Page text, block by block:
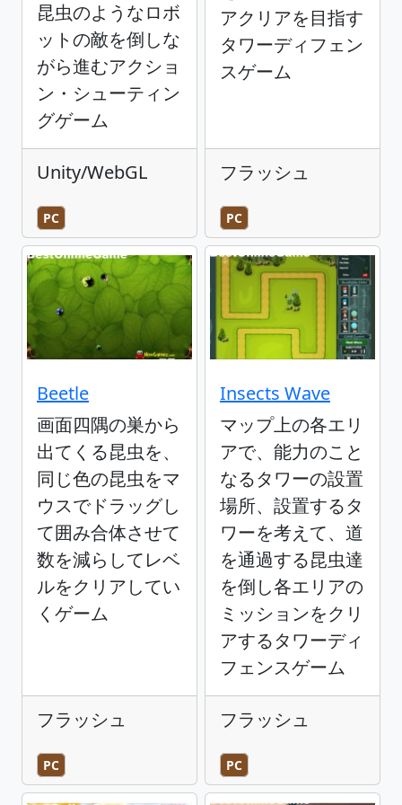
昆虫のようなロボ
ットの敵を倒しな
がら進むアクショ
ン・シューティン
グゲーム
Unity/WebGL
PC
アクリアを目指す
タワーディフェン
スゲーム
フラッシュ
PC
Beetle
画面四隅の巣から
出てくる昆虫を、
同じ色の昆虫をマ
ウスでドラッグし
て囲み合体させて
数を減らしてレベ
ルをクリアしてい
くゲーム
フラッシュ
PC
Insects Wave
マップ上の各エリ
アで、能力のこと
なるタワーの設置
場所、設置するタ
ワーを考えて、道
を通過する昆虫達
を倒し各エリアの
ミッションをクリ
アするタワーディ
フェンスゲーム
フラッシュ
PC